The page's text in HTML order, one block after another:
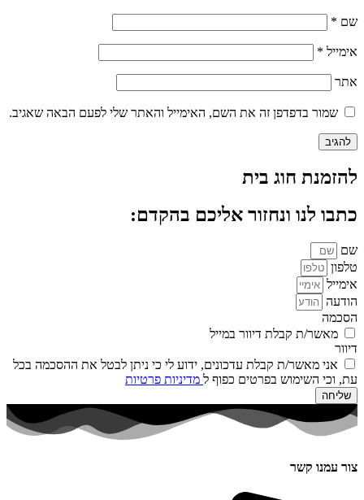
שם *
אימייל *
אתר
שמור בדפדפן זה את השם, האימייל והאתר שלי לפעם הבאה שאגיב.
להזמנת חוג בית
כתבו לנו ונחזור אליכם בהקדם:
שם
טלפון
אימייל
הודעה
הסכמה
מאשר/ת קבלת דיוור במייל
דיוור
אני מאשר/ת קבלת עדכונים, ידוע לי כי ניתן לבטל את ההסכמה בכל
עת, וכי השימוש בפרטים כפוף ל מדיניות פרטיות
שליחה
צור עמנו קשר